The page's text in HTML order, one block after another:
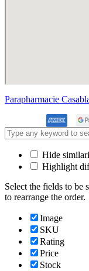
Parapharmacie
Hide
Highlight
Select the fields to be
to rearrange the order.
Image
SKU
Rating
Price
Stock